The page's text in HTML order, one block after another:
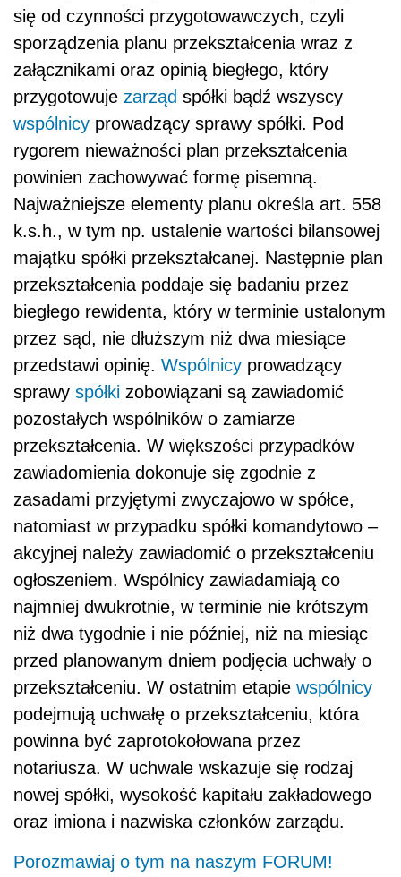
się od czynności przygotowawczych, czyli
sporządzenia planu przekształcenia wraz z
załącznikami oraz opinią biegłego, który
przygotowuje zarząd spółki bądź wszyscy
wspólnicy prowadzący sprawy spółki. Pod
rygorem nieważności plan przekształcenia
powinien zachowywać formę pisemną.
Najważniejsze elementy planu określa art. 558
k.s.h., w tym np. ustalenie wartości bilansowej
majątku spółki przekształcanej. Następnie plan
przekształcenia poddaje się badaniu przez
biegłego rewidenta, który w terminie ustalonym
przez sąd, nie dłuższym niż dwa miesiące
przedstawi opinię. Wspólnicy prowadzący
sprawy spółki zobowiązani są zawiadomić
pozostałych wspólników o zamiarze
przekształcenia. W większości przypadków
zawiadomienia dokonuje się zgodnie z
zasadami przyjętymi zwyczajowo w spółce,
natomiast w przypadku spółki komandytowo –
akcyjnej należy zawiadomić o przekształceniu
ogłoszeniem. Wspólnicy zawiadamiają co
najmniej dwukrotnie, w terminie nie krótszym
niż dwa tygodnie i nie później, niż na miesiąc
przed planowanym dniem podjęcia uchwały o
przekształceniu. W ostatnim etapie wspólnicy
podejmują uchwałę o przekształceniu, która
powinna być zaprotokołowana przez
notariusza. W uchwale wskazuje się rodzaj
nowej spółki, wysokość kapitału zakładowego
oraz imiona i nazwiska członków zarządu.
Porozmawiaj o tym na naszym FORUM!